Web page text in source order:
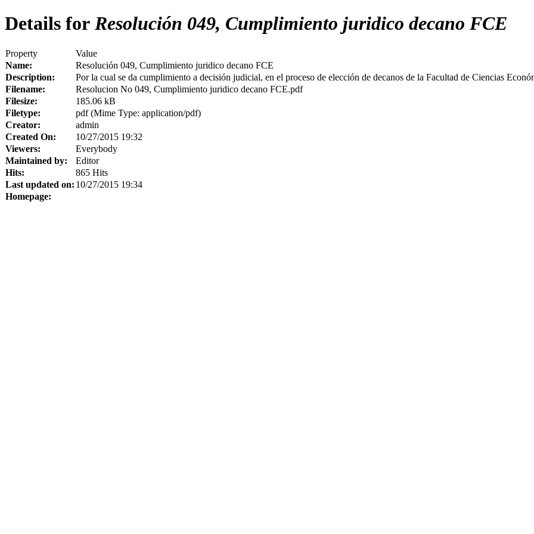
Details for Resolución 049, Cumplimiento juridico decano FCE
Property
Value
Name:
Resolución 049, Cumplimiento juridico decano FCE
Description:
Por la cual se da cumplimiento a decisión judicial, en el proceso de elección de decanos de la Facultad de Ciencias
Filename:
Resolucion No 049, Cumplimiento juridico decano FCE.pdf
Filesize:
185.06 kB
Filetype:
pdf (Mime Type: application/pdf)
Creator:
admin
Created On:
10/27/2015 19:32
Viewers:
Everybody
Maintained by:
Editor
Hits:
865 Hits
Last updated on: 10/27/2015 19:34
Homepage: